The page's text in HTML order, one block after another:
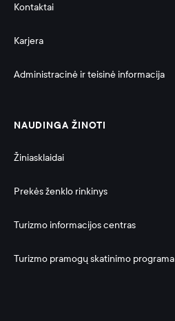
Kontaktai
Karjera
Administracinė ir teisinė informacija
NAUDINGA ŽINOTI
Žiniasklaidai
Prekės ženklo rinkinys
Turizmo informacijos centras
Turizmo pramogų skatinimo programa